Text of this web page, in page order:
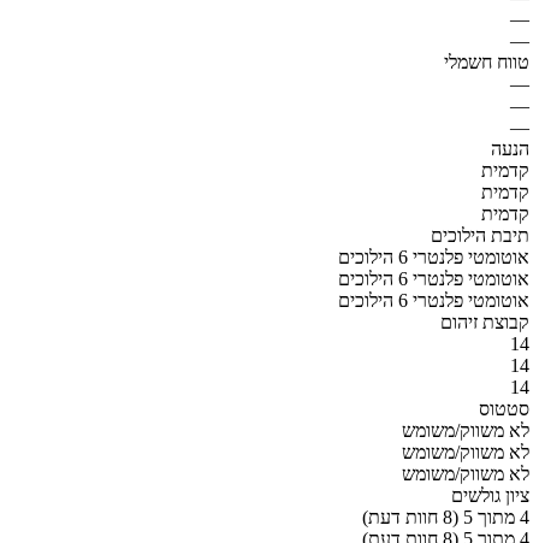
—
—
טווח חשמלי
—
—
—
הנעה
קדמית
קדמית
קדמית
תיבת הילוכים
אוטומטי פלנטרי 6 הילוכים
אוטומטי פלנטרי 6 הילוכים
אוטומטי פלנטרי 6 הילוכים
קבוצת זיהום
14
14
14
סטטוס
לא משווק/משומש
לא משווק/משומש
לא משווק/משומש
ציון גולשים
4 מתוך 5 (8 חוות דעת)
4 מתוך 5 (8 חוות דעת)